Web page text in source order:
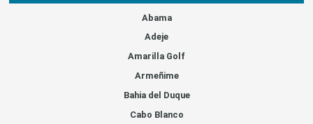
Abama
Adeje
Amarilla Golf
Armeñime
Bahia del Duque
Cabo Blanco